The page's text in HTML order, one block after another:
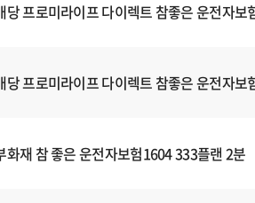
당 프로미라이프 다이렉트 참좋은 운전자보
당 프로미라이프 다이렉트 참좋은 운전자보
화재 참 좋은 운전자보험1604 333플랜 2분